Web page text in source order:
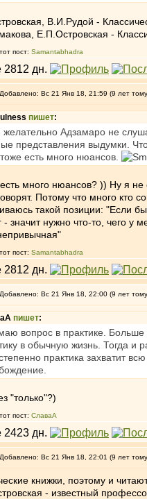
В.И.Рудой -
Е.П.Островская -
пост: Samantabhadra
Добавлено: Вс 21 Янв 18, 21:59 (9 лет
пишет:
желательно Адзамаро не
представления выдумки.
есть много нюансов.
есть много нюансов? )) Ну я
Потому что много кто
такой позиции: "Если
- значит нужно что-то, чего
пост: Samantabhadra
Добавлено: Вс 21 Янв 18, 22:00 (9 лет
пишет:
вопрос в практике. Больше
в обычную жизнь. Тогда и
практика захватит
"только"?)
пост: СлаваА
Добавлено: Вс 21 Янв 18, 22:01 (9 лет
книжки, поэтому и
- известный